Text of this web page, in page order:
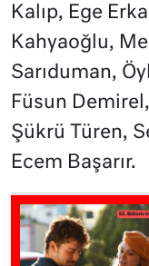
Kalıp, Ege
Kahyaoğlu,
Sarıduman,
Füsun
Şükrü Türen,
Ecem Başarır.